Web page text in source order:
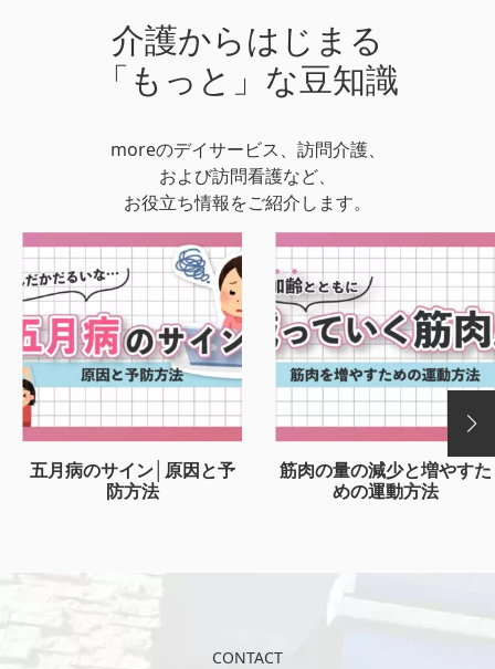
介護からはじまる
「もっと」な豆知識
moreのデイサービス、訪問介護、
および訪問看護など、
お役立ち情報をご紹介します。
五月病のサイン│原因と予
防方法
筋肉の量の減少と増やすた
めの運動方法
CONTACT